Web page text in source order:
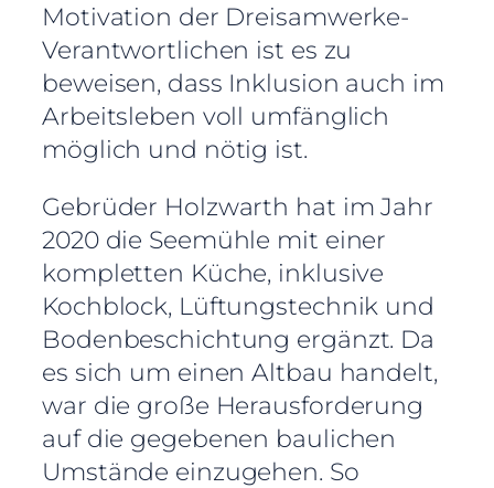
Motivation der Dreisamwerke-
Verantwortlichen ist es zu
beweisen, dass Inklusion auch im
Arbeitsleben voll umfänglich
möglich und nötig ist.
Gebrüder Holzwarth hat im Jahr
2020 die Seemühle mit einer
kompletten Küche, inklusive
Kochblock, Lüftungstechnik und
Bodenbeschichtung ergänzt. Da
es sich um einen Altbau handelt,
war die große Herausforderung
auf die gegebenen baulichen
Umstände einzugehen. So